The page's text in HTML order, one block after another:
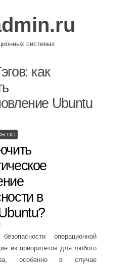
системах
как
Ubuntu
ОС
в
операционной
из приоритетов для любого
особенно в случае